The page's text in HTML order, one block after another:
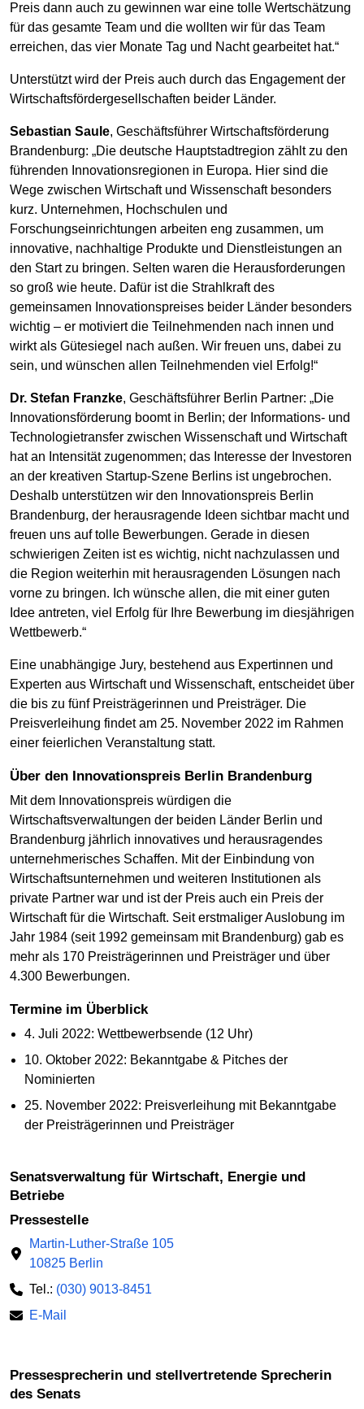
Preis dann auch zu gewinnen war eine tolle Wertschätzung
für das gesamte Team und die wollten wir für das Team
erreichen, das vier Monate Tag und Nacht gearbeitet hat.“
Unterstützt wird der Preis auch durch das Engagement der
Wirtschaftsfördergesellschaften beider Länder.
Sebastian Saule, Geschäftsführer Wirtschaftsförderung
Brandenburg: „Die deutsche Hauptstadtregion zählt zu den
führenden Innovationsregionen in Europa. Hier sind die
Wege zwischen Wirtschaft und Wissenschaft besonders
kurz. Unternehmen, Hochschulen und
Forschungseinrichtungen arbeiten eng zusammen, um
innovative, nachhaltige Produkte und Dienstleistungen an
den Start zu bringen. Selten waren die Herausforderungen
so groß wie heute. Dafür ist die Strahlkraft des
gemeinsamen Innovationspreises beider Länder besonders
wichtig – er motiviert die Teilnehmenden nach innen und
wirkt als Gütesiegel nach außen. Wir freuen uns, dabei zu
sein, und wünschen allen Teilnehmenden viel Erfolg!“
Dr. Stefan Franzke, Geschäftsführer Berlin Partner: „Die
Innovationsförderung boomt in Berlin; der Informations- und
Technologietransfer zwischen Wissenschaft und Wirtschaft
hat an Intensität zugenommen; das Interesse der Investoren
an der kreativen Startup-Szene Berlins ist ungebrochen.
Deshalb unterstützen wir den Innovationspreis Berlin
Brandenburg, der herausragende Ideen sichtbar macht und
freuen uns auf tolle Bewerbungen. Gerade in diesen
schwierigen Zeiten ist es wichtig, nicht nachzulassen und
die Region weiterhin mit herausragenden Lösungen nach
vorne zu bringen. Ich wünsche allen, die mit einer guten
Idee antreten, viel Erfolg für Ihre Bewerbung im diesjährigen
Wettbewerb.“
Eine unabhängige Jury, bestehend aus Expertinnen und
Experten aus Wirtschaft und Wissenschaft, entscheidet über
die bis zu fünf Preisträgerinnen und Preisträger. Die
Preisverleihung findet am 25. November 2022 im Rahmen
einer feierlichen Veranstaltung statt.
Über den Innovationspreis Berlin Brandenburg
Mit dem Innovationspreis würdigen die
Wirtschaftsverwaltungen der beiden Länder Berlin und
Brandenburg jährlich innovatives und herausragendes
unternehmerisches Schaffen. Mit der Einbindung von
Wirtschaftsunternehmen und weiteren Institutionen als
private Partner war und ist der Preis auch ein Preis der
Wirtschaft für die Wirtschaft. Seit erstmaliger Auslobung im
Jahr 1984 (seit 1992 gemeinsam mit Brandenburg) gab es
mehr als 170 Preisträgerinnen und Preisträger und über
4.300 Bewerbungen.
Termine im Überblick
4. Juli 2022: Wettbewerbsende (12 Uhr)
10. Oktober 2022: Bekanntgabe & Pitches der
Nominierten
25. November 2022: Preisverleihung mit Bekanntgabe
der Preisträgerinnen und Preisträger
Senatsverwaltung für Wirtschaft, Energie und
Betriebe
Pressestelle
Martin-Luther-Straße 105
10825 Berlin
Tel.: (030) 9013-8451
E-Mail
Pressesprecherin und stellvertretende Sprecherin
des Senats